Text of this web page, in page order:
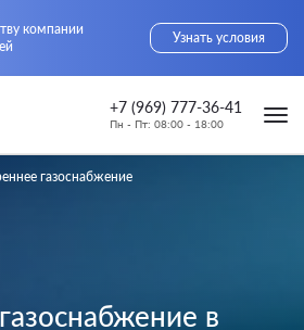
компании
Узнать условия
+7 (969) 777-36-41
Пн - Пт: 08:00 - 18:00
газоснабжение
в